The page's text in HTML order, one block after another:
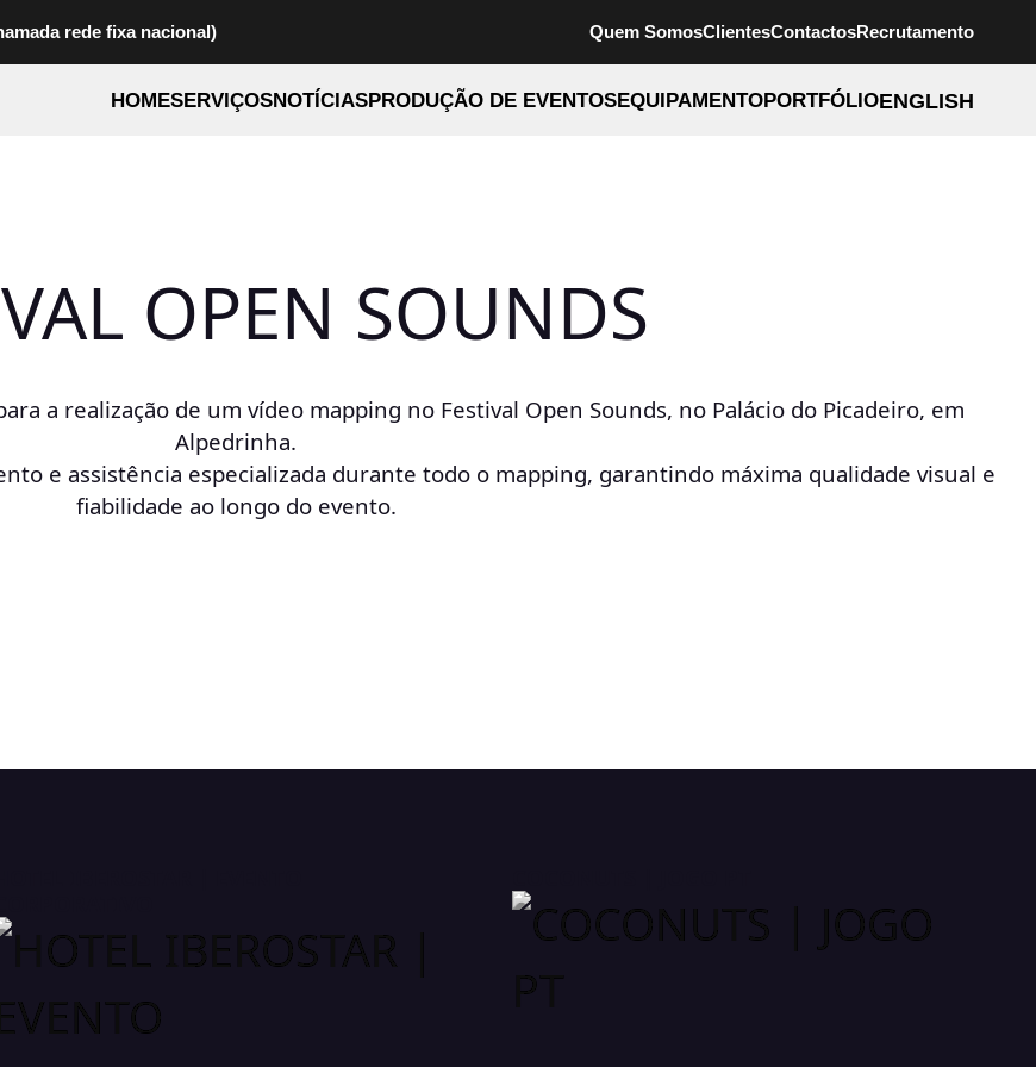
rede fixa nacional) Quem SomosClientesContactosRecrutamento
HOMESERVIÇOSNOTÍCIASPRODUÇÃO DE EVENTOSEQUIPAMENTOPORTFÓLIOENGLISH
OPEN SOUNDS
a realização de um vídeo mapping no Festival Open Sounds, no Palácio do Picadeiro, em
Alpedrinha.
e assistência especializada durante todo o mapping, garantindo máxima qualidade visual e
fiabilidade ao longo do evento.